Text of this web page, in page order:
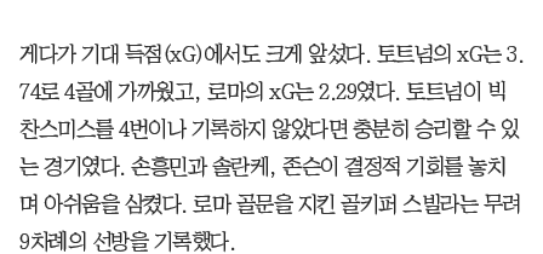
게다가 기대 득점(xG)에서도 크게 앞섰다. 토트넘의 xG는 3.
74로 4골에 가까웠고, 로마의 xG는 2.29였다. 토트넘이 빅
찬스미스를 4번이나 기록하지 않았다면 충분히 승리할 수 있
는 경기였다. 손흥민과 솔란케, 존슨이 결정적 기회를 놓치
며 아쉬움을 삼켰다. 로마 골문을 지킨 골키퍼 스빌라는 무려
9차례의 선방을 기록했다.